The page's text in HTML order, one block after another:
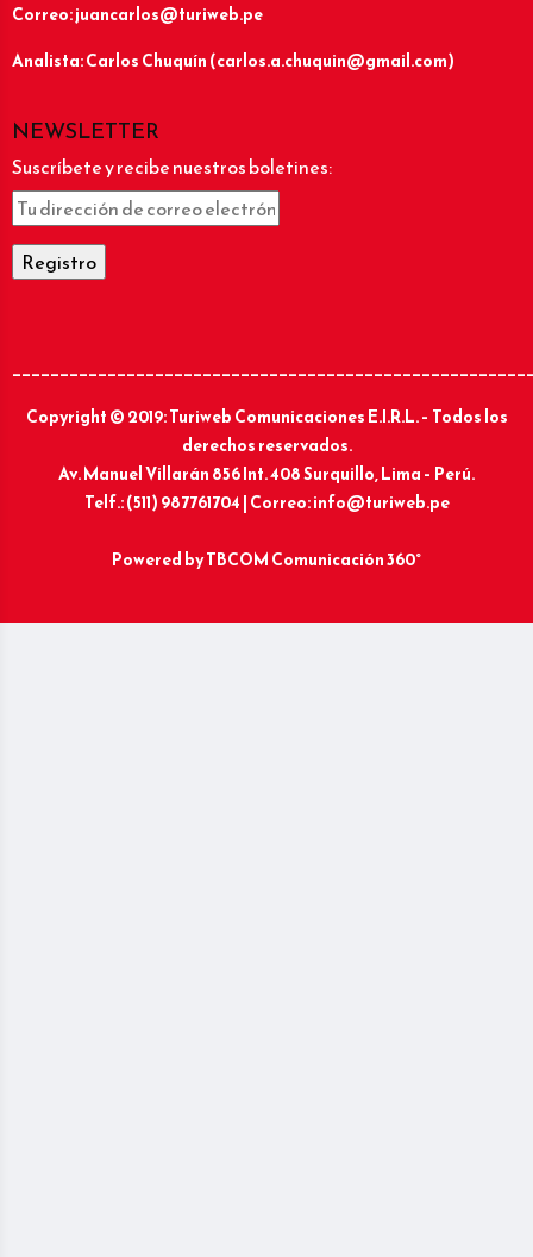
Correo: juancarlos@turiweb.pe
Analista: Carlos Chuquín (carlos.a.chuquin@gmail.com)
NEWSLETTER
Suscríbete y recibe nuestros boletines:
Copyright © 2019: Turiweb Comunicaciones E.I.R.L. – Todos los
derechos reservados.
Av. Manuel Villarán 856 Int. 408 Surquillo, Lima – Perú.
Telf.: (511) 987761704 | Correo: info@turiweb.pe
Powered byTBCOM Comunicación 360°